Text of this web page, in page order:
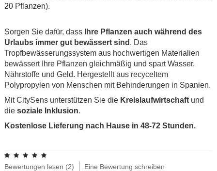
20 Pflanzen).
Sorgen Sie dafür, dass
Ihre Pflanzen auch während des
Urlaubs immer gut bewässert sind . Das
Tropfbewässerungssystem aus hochwertigen Materialien
bewässert Ihre Pflanzen gleichmäßig und spart Wasser,
Nährstoffe und Geld. Hergestellt aus recyceltem
Polypropylen von Menschen mit Behinderungen in Spanien.
Mit CitySens unterstützen Sie die Kreislaufwirtschaft und
die soziale Inklusion.
Kostenlose Lieferung nach Hause in 48-72 Stunden.
Bewertungen lesen (2) Eine Bewertung schreiben